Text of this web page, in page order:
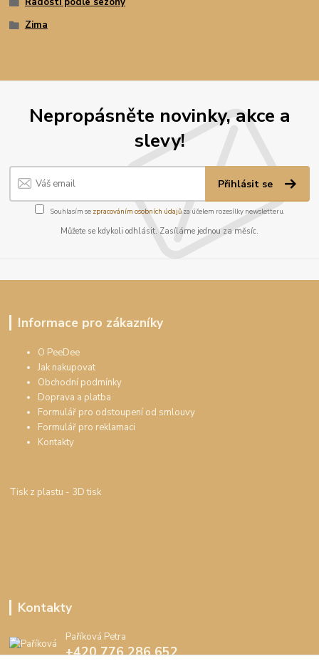
Zima
Nepropásněte novinky, akce a
slevy!
Přihlásit se
Souhlasím se zpracováním osobních údajůza účelem rozesílky newsletteru.
Můžete se kdykoli odhlásit. Zasíláme jednou za měsíc.
Informace pro zákazníky
O PeeDee
Jak nakupovat
Obchodní podmínky
Doprava a platba
Formulář pro odstoupení od smlouvy
Formulář pro reklamaci
Kontakty
Tisk z plastu - 3D tisk
Kontakty
Paříková Petra
+420 776 286 652